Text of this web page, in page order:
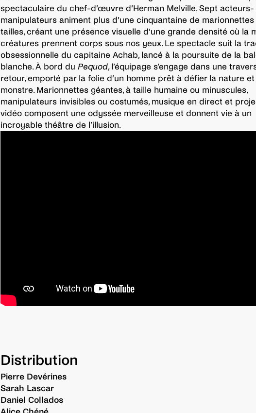
spectaculaire du chef-d’œuvre d’Herman Melville. Sept acteurs-
manipulateurs animent plus d’une cinquantaine de
tailles, créant une présence visuelle d’une grande densité où la
créatures prennent corps sous nos yeux. Le spectacle suit la
obsessionnelle du capitaine Achab, lancé à la poursuite de la
blanche. À bord du Pequod, l’équipage s’engage dans une
retour, emporté par la folie d’un homme prêt à défier la nature et
monstre. Marionnettes géantes, à taille humaine ou minuscules,
manipulateurs invisibles ou costumés, musique en direct et
vidéo composent une odyssée merveilleuse et donnent vie à un
incroyable théâtre de l’illusion.
Distribution
Pierre Devérines
Sarah Lascar
Daniel Collados